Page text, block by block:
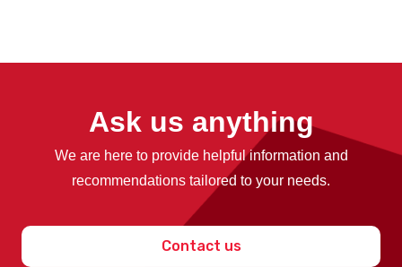
Ask us anything
We are here to provide helpful information and
recommendations tailored to your needs.
Contact us